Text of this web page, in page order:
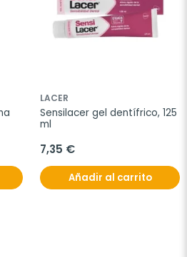
LACER
Sensilacer gel dentífrico, 125
ml
7,35 €
Añadir al carrito